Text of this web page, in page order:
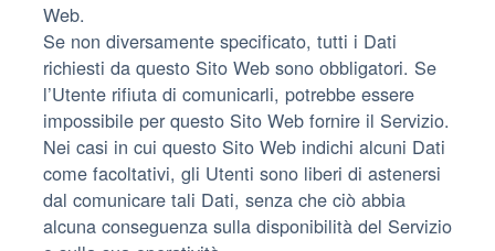
Web.
Se non diversamente specificato, tutti i Dati
richiesti da questo Sito Web sono obbligatori. Se
l’Utente rifiuta di comunicarli, potrebbe essere
impossibile per questo Sito Web fornire il Servizio.
Nei casi in cui questo Sito Web indichi alcuni Dati
come facoltativi, gli Utenti sono liberi di astenersi
dal comunicare tali Dati, senza che ciò abbia
alcuna conseguenza sulla disponibilità del Servizio